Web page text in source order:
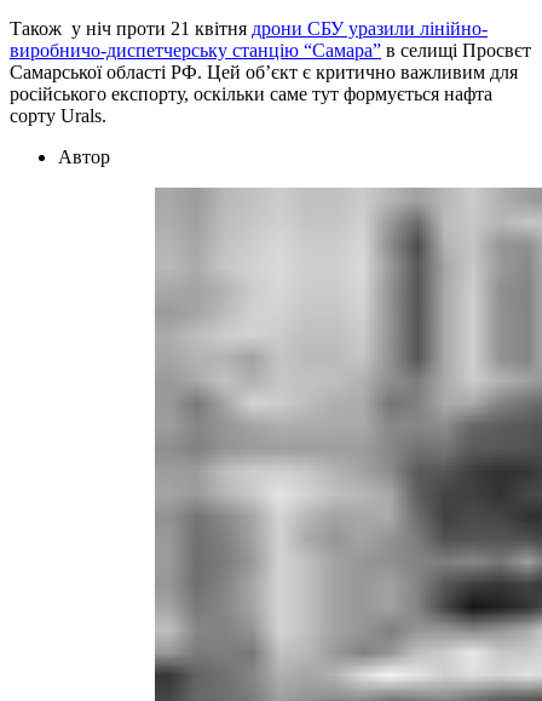
Також у ніч проти 21 квітня дрони СБУ уразили лінійно-
виробничо-диспетчерську станцію “Самара” в селищі Просвєт
Самарської області РФ. Цей об’єкт є критично важливим для
російського експорту, оскільки саме тут формується нафта
сорту Urals.
Автор